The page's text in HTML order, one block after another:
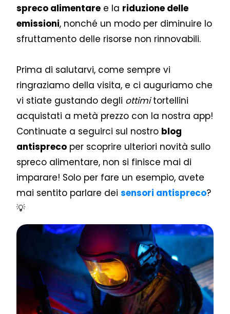
spreco alimentare e la riduzione delle
emissioni, nonché un modo per diminuire lo
sfruttamento delle risorse non rinnovabili.
Prima di salutarvi, come sempre vi
ringraziamo della visita, e ci auguriamo che
vi stiate gustando degli ottimitortellini
acquistati a metà prezzo con la nostra app!
Continuate a seguirci sul nostro blog
antispreco per scoprire ulteriori novità sullo
spreco alimentare, non si finisce mai di
imparare! Solo per fare un esempio, avete
mai sentito parlare dei sensori antispreco?
💡